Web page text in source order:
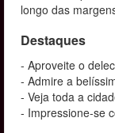
longo das
Destaques
- Aproveite o
- Admire a
- Veja toda a
- Impressione-se